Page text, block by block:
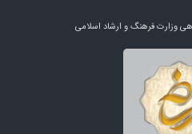
وزارت فرهنگ و ارشاد اسلامی